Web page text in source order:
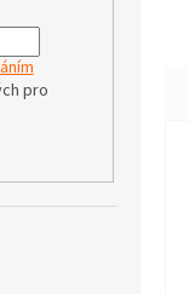
pro